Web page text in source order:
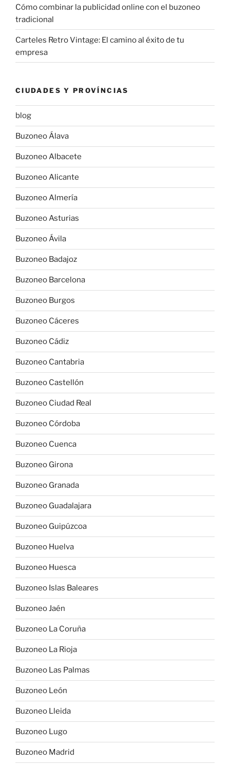
Cómo combinar la publicidad online con el buzoneo
tradicional
Carteles Retro Vintage: El camino al éxito de tu
empresa
CIUDADES Y PROVÍNCIAS
blog
Buzoneo Álava
Buzoneo Albacete
Buzoneo Alicante
Buzoneo Almería
Buzoneo Asturias
Buzoneo Ávila
Buzoneo Badajoz
Buzoneo Barcelona
Buzoneo Burgos
Buzoneo Cáceres
Buzoneo Cádiz
Buzoneo Cantabria
Buzoneo Castellón
Buzoneo Ciudad Real
Buzoneo Córdoba
Buzoneo Cuenca
Buzoneo Girona
Buzoneo Granada
Buzoneo Guadalajara
Buzoneo Guipúzcoa
Buzoneo Huelva
Buzoneo Huesca
Buzoneo Islas Baleares
Buzoneo Jaén
Buzoneo La Coruña
Buzoneo La Rioja
Buzoneo Las Palmas
Buzoneo León
Buzoneo Lleida
Buzoneo Lugo
Buzoneo Madrid